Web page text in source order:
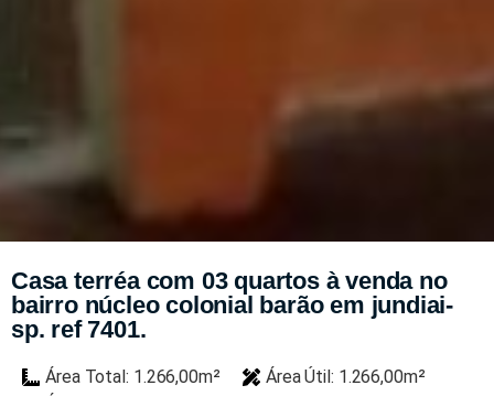
Casa terréa com 03 quartos à venda no
bairro núcleo colonial barão em jundiai-
sp. ref 7401.
Área Total: 1.266,00m²
Área Útil: 1.266,00m²